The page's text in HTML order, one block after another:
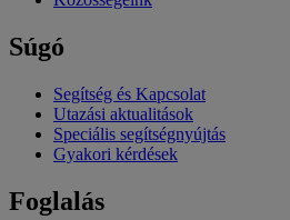
Súgó
Segítség és Kapcsolat
Utazási aktualitások
Speciális segítségnyújtás
Gyakori kérdések
Foglalás